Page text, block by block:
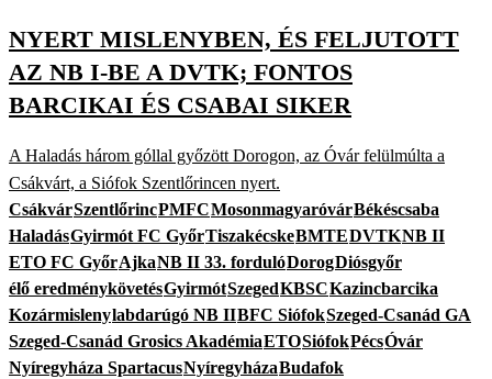
NYERT MISLENYBEN, ÉS FELJUTOTT
AZ NB I-BE A DVTK; FONTOS
BARCIKAI ÉS CSABAI SIKER
A Haladás három góllal győzött Dorogon, az Óvár felülmúlta a
Csákvárt, a Siófok Szentlőrincen nyert.
CsákvárSzentlőrincPMFCMosonmagyaróvárBékéscsaba
HaladásGyirmót FC GyőrTiszakécskeBMTEDVTKNB II
ETO FC GyőrAjkaNB II 33. fordulóDorogDiósgyőr
élő eredménykövetésGyirmótSzegedKBSCKazincbarcika
Kozármislenylabdarúgó NB IIBFC SiófokSzeged-Csanád GA
Szeged-Csanád Grosics AkadémiaETOSiófokPécsÓvár
Nyíregyháza SpartacusNyíregyházaBudafok